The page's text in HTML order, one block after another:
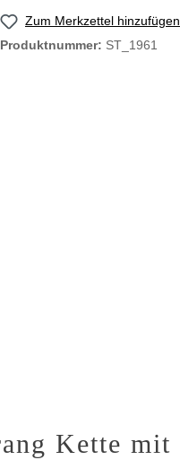
Zum Merkzettel hinzufügen
Produktnummer: ST_1961
Kette mit